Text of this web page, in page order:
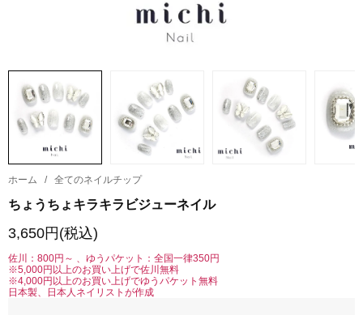
ホーム / 全てのネイルチップ
ちょうちょキラキラビジューネイル
3,650円(税込)
佐川：800円～ 、ゆうパケット：全国一律350円
※5,000円以上のお買い上げで佐川無料
※4,000円以上のお買い上げでゆうパケット無料
日本製、日本人ネイリストが作成